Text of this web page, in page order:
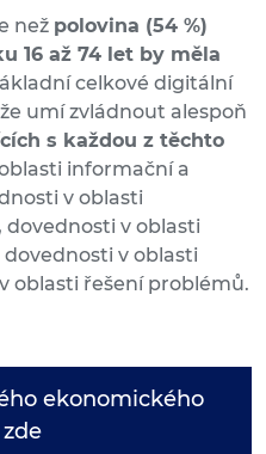
než polovina (54 %)
16 až 74 let by měla
celkové digitální
umí zvládnout alespoň
s každou z těchto
informační a
v oblasti
dovednosti v oblasti
v oblasti
oblasti řešení problémů.
ekonomického